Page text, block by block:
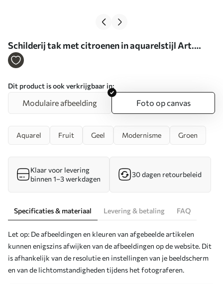
Schilderij tak met citroenen in aquarelstijl Art.
s47124
Dit product is ook verkrijgbaar in:
Modulaire afbeelding Foto op canvas
Aquarel Fruit Geel Modernisme Groen
Klaar voor levering
binnen 1–3 werkdagen
30 dagen retourbeleid
Specificaties & materiaal Levering & betaling FAQ
Let op: De afbeeldingen en kleuren van afgebeelde artikelen
kunnen enigszins afwijken van de afbeeldingen op de website. Dit
is afhankelijk van de resolutie en instellingen van je beeldscherm
en van de lichtomstandigheden tijdens het fotograferen.